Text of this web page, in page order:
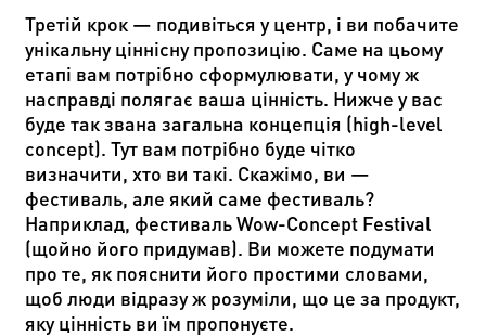
Третій крок — подивіться у центр, і ви побачите
унікальну ціннісну пропозицію. Саме на цьому
етапі вам потрібно сформулювати, у чому ж
насправді полягає ваша цінність. Нижче у вас
буде так звана загальна концепція (high-level
concept). Тут вам потрібно буде чітко
визначити, хто ви такі. Скажімо, ви —
фестиваль, але який саме фестиваль?
Наприклад, фестиваль Wow-Concept Festival
(щойно його придумав). Ви можете подумати
про те, як пояснити його простими словами,
щоб люди відразу ж розуміли, що це за продукт,
яку цінність ви їм пропонуєте.